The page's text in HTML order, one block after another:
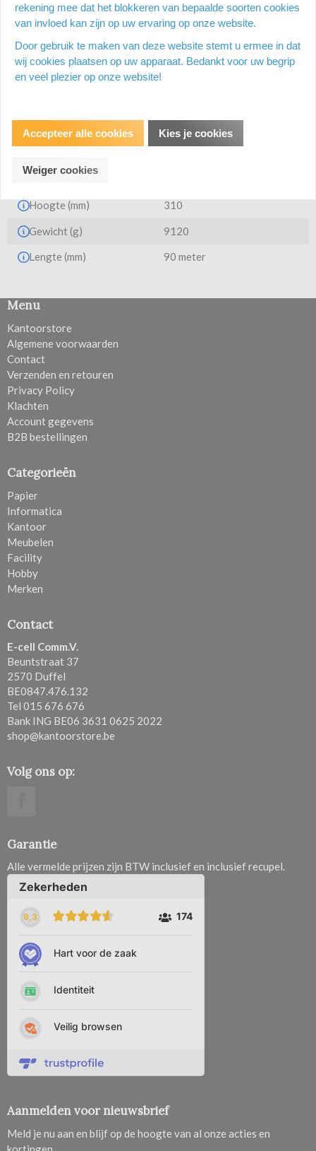
Ecologie
Afmetingen
Breedte (mm)
Hoogte (mm) 310
Gewicht (g) 9120
Lengte (mm) 90 meter
Categorieën
Papier
Informatica
Kantoor
Meubelen
Facility
Hobby
Merken
Menu
Kantoorstore
Algemene voorwaarden
Contact
Verzenden en retouren
Privacy Policy
Klachten
Account gegevens
B2B bestellingen
Volg ons op:
Contact
E-cell Comm.V.
Beuntstraat 37
2570 Duffel
BE0847.476.132
Tel 015 676 676
Bank ING BE06 3631 0625 2022
shop@kantoorstore.be
Garantie
Alle vermelde prijzen zijn BTW inclusief en inclusief recupel.
Aanmelden voor nieuwsbrief
Meld je nu aan en blijf op de hoogte van al onze acties en
rekening mee dat het blokkeren van bepaalde soorten cookies
van invloed kan zijn op uw ervaring op onze website.
Door gebruik te maken van deze website stemt u ermee in dat
wij cookies plaatsen op uw apparaat. Bedankt voor uw begrip
en veel plezier op onze website!
Accepteer alle cookies Kies je cookies
Weiger cookies